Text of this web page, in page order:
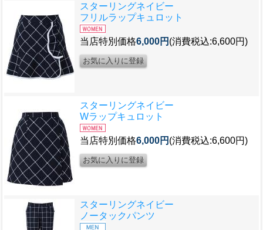
スターリングネイビー
フリルラップキュロット
当店特別価格6,000円 (消費税込:6,600円)
スターリングネイビー
Wラップキュロット
当店特別価格6,000円 (消費税込:6,600円)
スターリングネイビー
ノータックパンツ